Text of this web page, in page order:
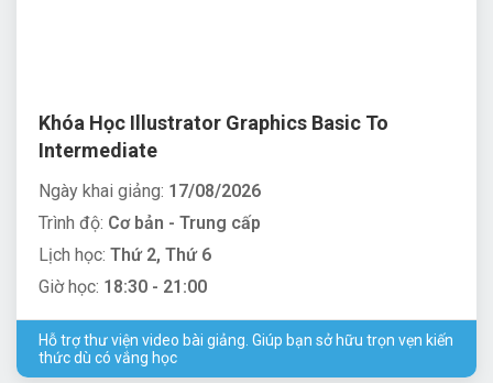
Khóa Học Illustrator Graphics Basic To
Intermediate
Ngày khai giảng: 17/08/2026
Trình độ: Cơ bản - Trung cấp
Lịch học: Thứ 2, Thứ 6
Giờ học: 18:30 - 21:00
Hỗ trợ thư viện video bài giảng. Giúp bạn sở hữu trọn vẹn kiến
thức dù có vắng học